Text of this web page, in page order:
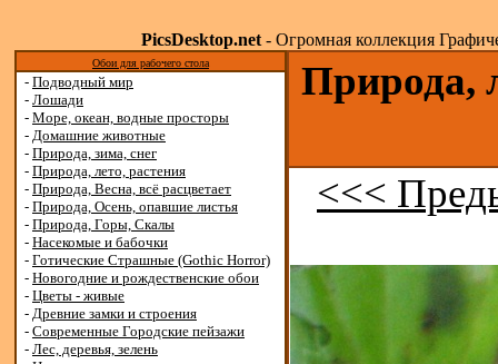
PicsDesktop.net- Огромная коллекция
Обои для рабочего стола
- Подводный мир
- Лошади
- Море, океан, водные просторы
- Домашние животные
- Природа, зима, снег
- Природа, лето, растения
- Природа, Весна, всё расцветает
- Природа, Осень, опавшие листья
- Природа, Горы, Скалы
- Насекомые и бабочки
- Готические Страшные (Gothic Horror)
- Новогодние и рождественские обои
- Цветы - живые
- Древние замки и строения
- Современные Городские пейзажи
- Лес, деревья, зелень
Природа,
<<<